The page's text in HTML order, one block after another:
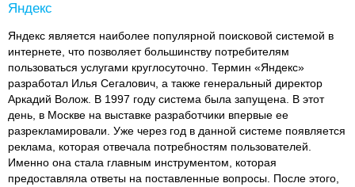
Яндекс
Яндекс является наиболее популярной поисковой системой в
интернете, что позволяет большинству потребителям
пользоваться услугами круглосуточно. Термин «Яндекс»
разработал Илья Сегалович, а также генеральный директор
Аркадий Волож. В 1997 году система была запущена. В этот
день, в Москве на выставке разработчики впервые ее
разрекламировали. Уже через год в данной системе появляется
реклама, которая отвечала потребностям пользователей.
Именно она стала главным инструментом, которая
предоставляла ответы на поставленные вопросы. После этого,